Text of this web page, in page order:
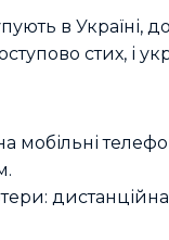
в Україні,
стих, і
мобільні